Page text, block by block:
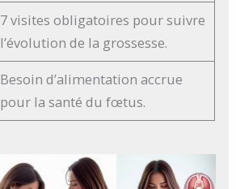
7 visites obligatoires pour suivre
l’évolution de la grossesse.
Besoin d’alimentation accrue
pour la santé du fœtus.